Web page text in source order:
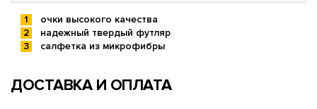
очки высокого качества
надежный твердый футляр
салфетка из микрофибры
ДОСТАВКА И ОПЛАТА